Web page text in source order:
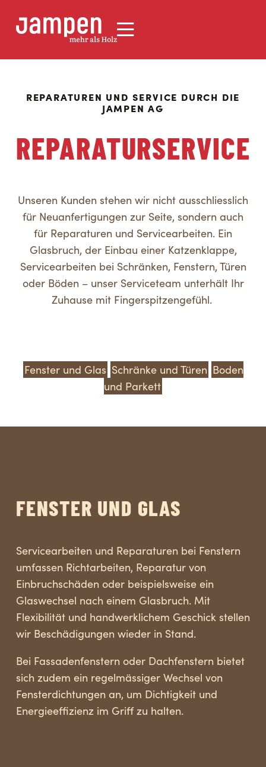
REPARATUREN UND SERVICE DURCH DIE
JAMPEN AG
REPARATURSERVICE
Unseren Kunden stehen wir nicht ausschliesslich
für Neuanfertigungen zur Seite, sondern auch
für Reparaturen und Servicearbeiten. Ein
Glasbruch, der Einbau einer Katzenklappe,
Servicearbeiten bei Schränken, Fenstern, Türen
oder Böden – unser Serviceteam unterhält Ihr
Zuhause mit Fingerspitzengefühl.
Fenster und Glas Schränke und Türen Boden
und Parkett
FENSTER UND GLAS
Servicearbeiten und Reparaturen bei Fenstern
umfassen Richtarbeiten, Reparatur von
Einbruchschäden oder beispielsweise ein
Glaswechsel nach einem Glasbruch. Mit
Flexibilität und handwerklichem Geschick stellen
wir Beschädigungen wieder in Stand.
Bei Fassadenfenstern oder Dachfenstern bietet
sich zudem ein regelmässiger Wechsel von
Fensterdichtungen an, um Dichtigkeit und
Energieeffizienz im Griff zu halten.